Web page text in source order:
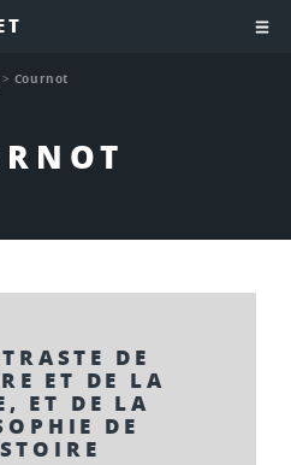
> Cournot
DE
ET DE LA
ET DE LA
DE